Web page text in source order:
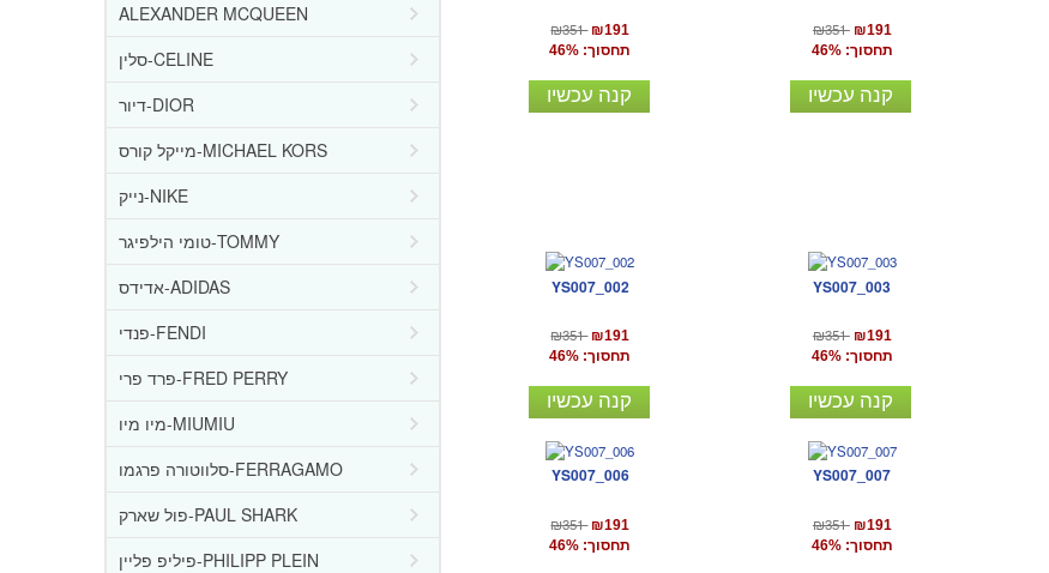
ALEXANDER MCQUEEN
סלין-CELINE
דיור-DIOR
מייקל קורס-MICHAEL KORS
נייק-NIKE
טומי הילפיגר-TOMMY
אדידס-ADIDAS
פנדי-FENDI
פרד פרי-FRED PERRY
מיו מיו-MIUMIU
סלווטורה פרגמו-FERRAGAMO
פול שארק-PAUL SHARK
פיליפ פליין-PHILIPP PLEIN
₪351 ₪191
תחסוך: 46%
קנה עכשיו
₪351 ₪191
תחסוך: 46%
קנה עכשיו
YS007_002
₪351 ₪191
תחסוך: 46%
קנה עכשיו
YS007_003
₪351 ₪191
תחסוך: 46%
קנה עכשיו
YS007_006
₪351 ₪191
תחסוך: 46%
YS007_007
₪351 ₪191
תחסוך: 46%